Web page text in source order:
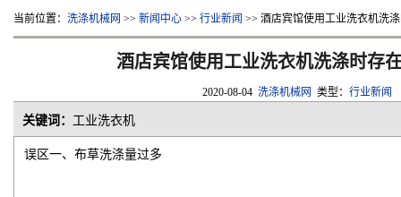
当前位置： 洗涤机械网 >> 新闻中心 >> 行业新闻 >> 酒店宾馆使用工业洗衣机洗
酒店宾馆使用工业洗衣机洗涤时存
2020-08-04 洗涤机械网 类型： 行业新闻
关键词： 工业洗衣机
误区一、布草洗涤量过多